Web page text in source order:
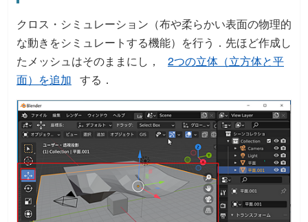
クロス・シミュレーション（布や柔らかい表面の物理的
な動きをシミュレートする機能）を行う．先ほど作成し
たメッシュはそのままにし，
2つの立体（立方体と平
面）を追加 する．